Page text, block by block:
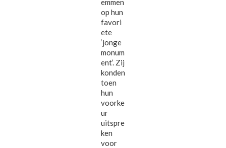
emmen
op hun
favori
ete
‘jonge
monum
ent’. Zij
konden
toen
hun
voorke
ur
uitspre
ken
voor